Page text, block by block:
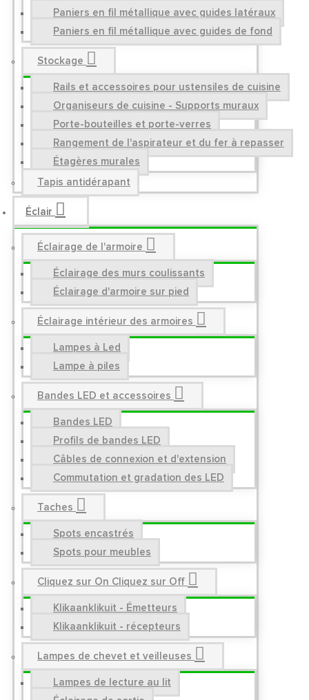
Paniers en fil métallique avec guides latéraux
Paniers en fil métallique avec guides de fond
Stockage
Rails et accessoires pour ustensiles de cuisine
Organiseurs de cuisine - Supports muraux
Porte-bouteilles et porte-verres
Rangement de l'aspirateur et du fer à repasser
Étagères murales
Tapis antidérapant
Éclair
Éclairage de l'armoire
Éclairage des murs coulissants
Éclairage d'armoire sur pied
Éclairage intérieur des armoires
Lampes à Led
Lampe à piles
Bandes LED et accessoires
Bandes LED
Profils de bandes LED
Câbles de connexion et d'extension
Commutation et gradation des LED
Taches
Spots encastrés
Spots pour meubles
Cliquez sur On Cliquez sur Off
Klikaanklikuit - Émetteurs
Klikaanklikuit - récepteurs
Lampes de chevet et veilleuses
Lampes de lecture au lit